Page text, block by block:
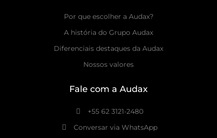
Por que escolher a Audax?
A história do Grupo Audax
Diferenciais destaques da Audax
Nossos valores
Fale com a Audax
+55 62 3121-2480
Conversar via WhatsApp